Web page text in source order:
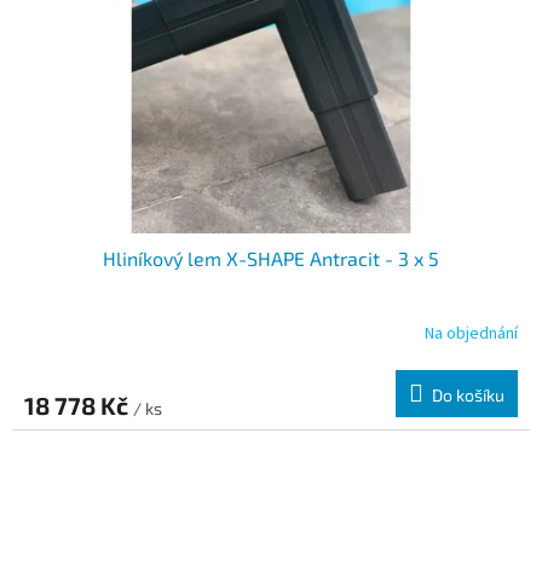
Hliníkový lem X-SHAPE Antracit - 3 x 5
Na objednání
18 778 Kč / ks
Do košíku